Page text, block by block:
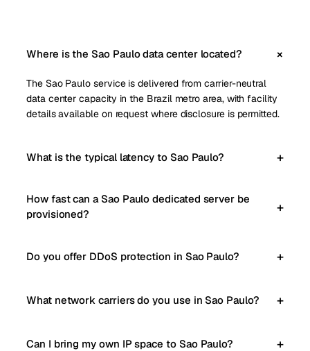
Where is the Sao Paulo data center located?
The Sao Paulo service is delivered from carrier-neutral
data center capacity in the Brazil metro area, with facility
details available on request where disclosure is permitted.
What is the typical latency to Sao Paulo?
How fast can a Sao Paulo dedicated server be
provisioned?
Do you offer DDoS protection in Sao Paulo?
What network carriers do you use in Sao Paulo?
Can I bring my own IP space to Sao Paulo?